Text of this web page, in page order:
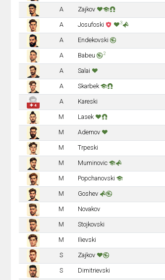
A Zajkov
A Josufoski 3
A Endekovski
A Babeu 2
A Salai
A Skarbek
✚ 4
A Kareski
M Lasek
M Ademov
M Trpeski
M Muminovic
M Popchanovski
M Goshev
M Novakov
M Stojkovski
M Ilievski
S Zajkov
S Dimitrievski